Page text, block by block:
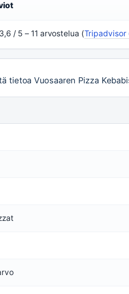
/ 5 – 11 arvostelua (Tripadvisor
tietoa Vuosaaren Pizza